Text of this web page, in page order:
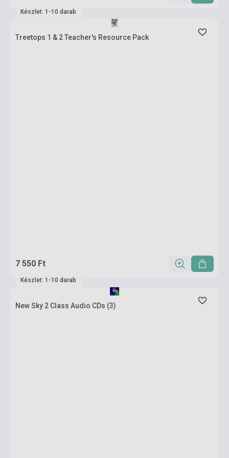
Készlet: 1-10 darab
Treetops 1 & 2 Teacher's Resource Pack
7 550 Ft
Készlet: 1-10 darab
New Sky 2 Class Audio CDs (3)